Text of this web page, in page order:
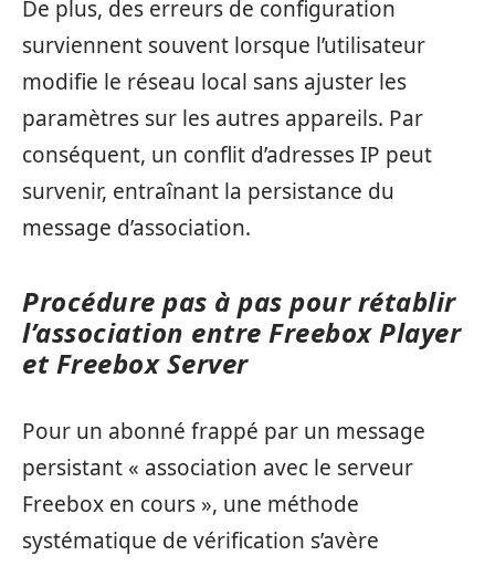
De plus, des erreurs de configuration
surviennent souvent lorsque l’utilisateur
modifie le réseau local sans ajuster les
paramètres sur les autres appareils. Par
conséquent, un conflit d’adresses IP peut
survenir, entraînant la persistance du
message d’association.
Procédure pas à pas pour rétablir
l’association entre Freebox Player
et Freebox Server
Pour un abonné frappé par un message
persistant « association avec le serveur
Freebox en cours », une méthode
systématique de vérification s’avère